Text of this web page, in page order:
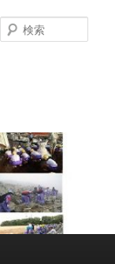
索